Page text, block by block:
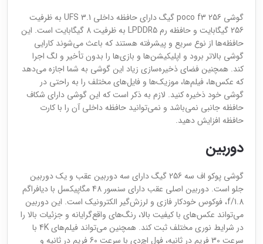
گوشی poco f3 256 گیگ دارای حافظه داخلی UFS 3.1 به ظرفیت
256 گیگابایت و حافظه رم LPDDR5 به ظرفیت 8 گیگابایت است. این
حافظه‌ها از نوع سریع و پیشرفته هستند که باعث می‌شوند کارایی
گوشی بالاتر برود و اپلیکیشن‌ها و بازی‌ها را بدون تأخیر و لگ اجرا
کند. همچنین فضای ذخیره‌سازی زیاد این گوشی به شما اجازه می‌دهد
که عکس‌ها، فیلم‌ها، موزیک‌ها و فایل‌های مختلف را به راحتی در
گوشی خود ذخیره کنید. لازم به ذکر است که این گوشی دارای شکاف
حافظه جانبی نمی‌باشد و نمی‌توانید حافظه داخلی آن را با کارت
حافظه افزایش دهید.
دوربین
گوشی پوکو اف سه 256 گیگ دارای سه دوربین عقب و یک دوربین
جلو است. دوربین اصلی عقب دارای سنسور 48 مگاپیکسل با دیافراگم
f/1.8، فوکوس خودکار فازی و لرزش‌گیر الکترونیک است. این دوربین
می‌تواند عکس‌های با کیفیت بالا، رنگ‌های واقع‌گرایانه و جزئیات بالا را
در شرایط نوری مختلف ثبت کند. همچنین می‌تواند فیلم‌های 4K با
سرعت 30 فریم در ثانیه، فول اچ‌دی با سرعت 60 فریم در ثانیه و